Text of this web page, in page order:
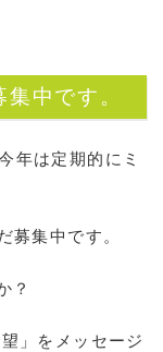
中です。
年は定期的にミ
募集中です。
？
」をメッセージ